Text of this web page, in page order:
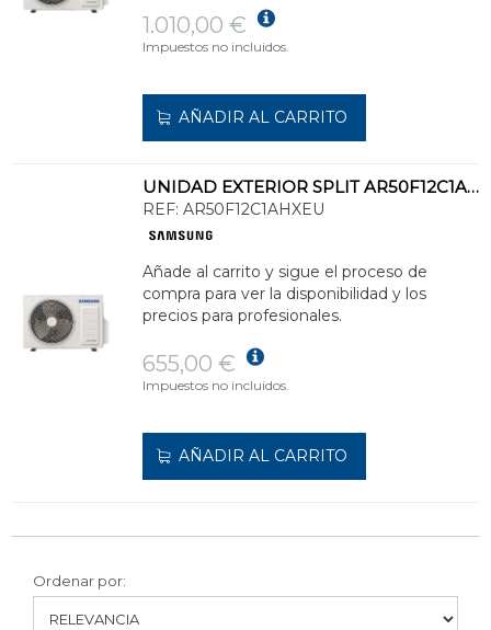
1.010,00 €
Impuestos no incluidos.
AÑADIR AL CARRITO
UNIDAD EXTERIOR SPLIT AR50F12C1AHXEU CEBU S2 FRÍO 3,5kW Y CALOR 3,5kW
REF: AR50F12C1AHXEU
Añade al carrito y sigue el proceso de
compra para ver la disponibilidad y los
precios para profesionales.
655,00 €
Impuestos no incluidos.
AÑADIR AL CARRITO
Ordenar por: